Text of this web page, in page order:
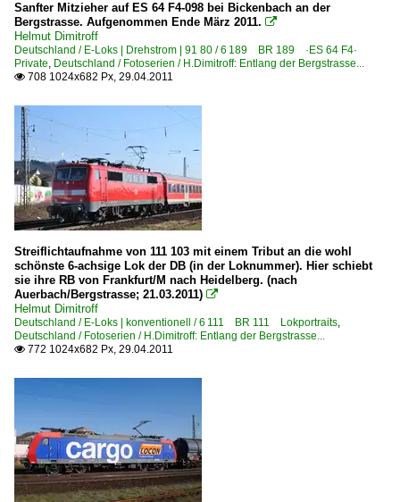
E-Loks | konventionell
1042 BR 1042 ex ÖBB
6 111 BR 111 Lokportraits
6 140 BR 140 E 40
6 155 BR 155 DR 250 'Energiecontainer'
6 181 BR 181.2
6 181 BR 181.2 Lokportraits
Elektrotriebzüge | 93 8x | ICE - IC
ICE T BR 415 · 5 415
Experimente - Anders gesehen
Güterverkehr
Gemischte Güterzüge
Sanfter Mitzieher auf ES 64 F4-098 bei Bickenbach an der
Bergstrasse. Aufgenommen Ende März 2011. 
Helmut Dimitroff
Deutschland / E-Loks | Drehstrom | 91 80 / 6 189 BR 189 ·ES 64 F4·
Private, Deutschland / Fotoserien / H.Dimitroff: Entlang der Bergstrasse...
 708 1024x682 Px, 29.04.2011
Streiflichtaufnahme von 111 103 mit einem Tribut an die wohl
schönste 6-achsige Lok der DB (in der Loknummer). Hier schiebt
sie ihre RB von Frankfurt/M nach Heidelberg. (nach
Auerbach/Bergstrasse; 21.03.2011) 
Helmut Dimitroff
Deutschland / E-Loks | konventionell / 6 111 BR 111 Lokportraits,
Deutschland / Fotoserien / H.Dimitroff: Entlang der Bergstrasse...
 772 1024x682 Px, 29.04.2011